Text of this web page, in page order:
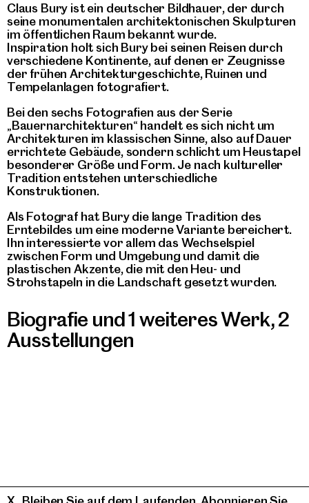
Claus Bury ist ein deutscher Bildhauer, der durch
seine monumentalen architektonischen Skulpturen
im öffentlichen Raum bekannt wurde.
Inspiration holt sich Bury bei seinen Reisen durch
verschiedene Kontinente, auf denen er Zeugnisse
der frühen Architekturgeschichte, Ruinen und
Tempelanlagen fotografiert.
Bei den sechs Fotografien aus der Serie
„Bauernarchitekturen“ handelt es sich nicht um
Architekturen im klassischen Sinne, also auf Dauer
errichtete Gebäude, sondern schlicht um Heustapel
besonderer Größe und Form. Je nach kultureller
Tradition entstehen unterschiedliche
Konstruktionen.
Als Fotograf hat Bury die lange Tradition des
Erntebildes um eine moderne Variante bereichert.
Ihn interessierte vor allem das Wechselspiel
zwischen Form und Umgebung und damit die
plastischen Akzente, die mit den Heu- und
Strohstapeln in die Landschaft gesetzt wurden.
Biografie und 1 weiteres Werk,2
Ausstellungen